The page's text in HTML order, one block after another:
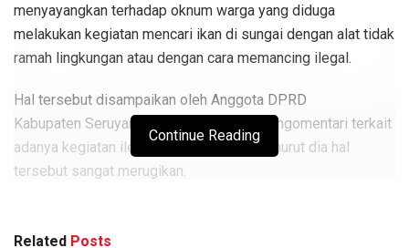
menyayangkan terhadap oknum warga yang diduga
melakukan kegiatan mencari ikan di sungai dengan alat tidak
ramah lingkungan atau dengan cara memancing ilegal.
Hal tersebut disampaikan oleh Anggota DPRD
Kabupaten Seruyan, Bejo Riyanto saat mengomentari terkait
adanya kegiatan ilegal fishing, sebab, menurut dia hal
tersebut sangat merugikan.
Continue Reading
Related Posts